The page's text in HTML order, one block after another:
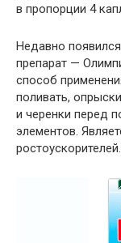
в пропорции 4
Недавно
препарат —
способ
поливать,
и черенки перед
элементов.
ростоускорителей.